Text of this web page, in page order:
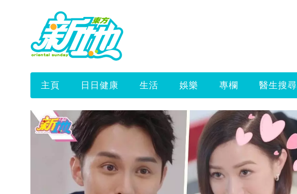
主頁 日日健康 生活 娛樂 專欄 醫生搜尋